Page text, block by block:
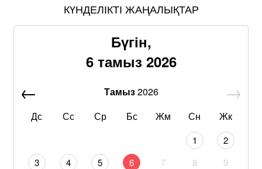
КҮНДЕЛІКТІ ЖАҢАЛЫҚТАР
Бүгін,
6 тамыз 2026
Тамыз2026
Дс
Сс Ср Бс Жм Сн Жк
1
2
3
4 5 6 7 8
9